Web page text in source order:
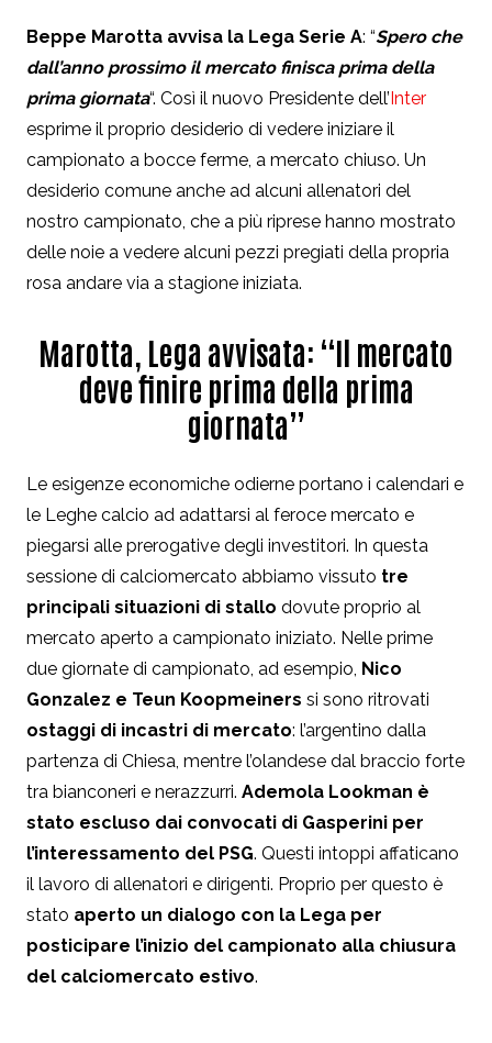
Beppe Marotta avvisa la Lega Serie A: “Spero che
dall’anno prossimo il mercato finisca prima della
prima giornata“. Così il nuovo Presidente dell’Inter
esprime il proprio desiderio di vedere iniziare il
campionato a bocce ferme, a mercato chiuso. Un
desiderio comune anche ad alcuni allenatori del
nostro campionato, che a più riprese hanno mostrato
delle noie a vedere alcuni pezzi pregiati della propria
rosa andare via a stagione iniziata.
Marotta, Lega avvisata: “Il mercato
deve finire prima della prima
giornata”
Le esigenze economiche odierne portano i calendari e
le Leghe calcio ad adattarsi al feroce mercato e
piegarsi alle prerogative degli investitori. In questa
sessione di calciomercato abbiamo vissuto tre
principali situazioni di stallo dovute proprio al
mercato aperto a campionato iniziato. Nelle prime
due giornate di campionato, ad esempio, Nico
Gonzalez e Teun Koopmeiners si sono ritrovati
ostaggi di incastri di mercato: l’argentino dalla
partenza di Chiesa, mentre l’olandese dal braccio forte
tra bianconeri e nerazzurri. Ademola Lookman è
stato escluso dai convocati di Gasperini per
l’interessamento del PSG. Questi intoppi affaticano
il lavoro di allenatori e dirigenti. Proprio per questo è
stato aperto un dialogo con la Lega per
posticipare l’inizio del campionato alla chiusura
del calciomercato estivo.